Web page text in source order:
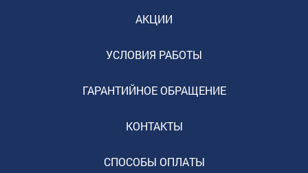
АКЦИИ
УСЛОВИЯ РАБОТЫ
ГАРАНТИЙНОЕ ОБРАЩЕНИЕ
КОНТАКТЫ
СПОСОБЫ ОПЛАТЫ